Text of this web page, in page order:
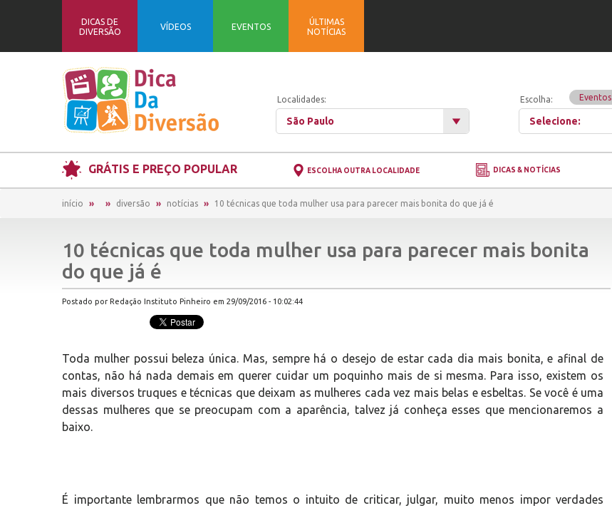
DICAS DE
DIVERSÃO
VÍDEOS EVENTOS
ÚLTIMAS
NOTÍCIAS
Localidades:
São Paulo
Escolha: Eventos
Selecione:
GRÁTIS E PREÇO POPULAR ESCOLHA OUTRA LOCALIDADE DICAS & NOTÍCIAS
início diversão notícias 10 técnicas que toda mulher usa para parecer mais bonita do que já é
10 técnicas que toda mulher usa para parecer mais bonita
do que já é
Postado por Redação Instituto Pinheiro em 29/09/2016 - 10:02:44
Toda mulher possui beleza única. Mas, sempre há o desejo de estar cada dia mais bonita, e afinal de
contas, não há nada demais em querer cuidar um poquinho mais de si mesma. Para isso, existem os
mais diversos truques e técnicas que deixam as mulheres cada vez mais belas e esbeltas. Se você é uma
dessas mulheres que se preocupam com a aparência, talvez já conheça esses que mencionaremos a
baixo.
É importante lembrarmos que não temos o intuito de criticar, julgar, muito menos impor verdades